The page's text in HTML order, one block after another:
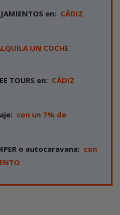
en
CÁDIZ
UN COCHE
TOURS en
CÁDIZ
con un 7% de
o autocaravana
con